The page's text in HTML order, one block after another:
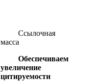
Ссылочная
масса
Обеспечиваем
увеличение
цитируемости